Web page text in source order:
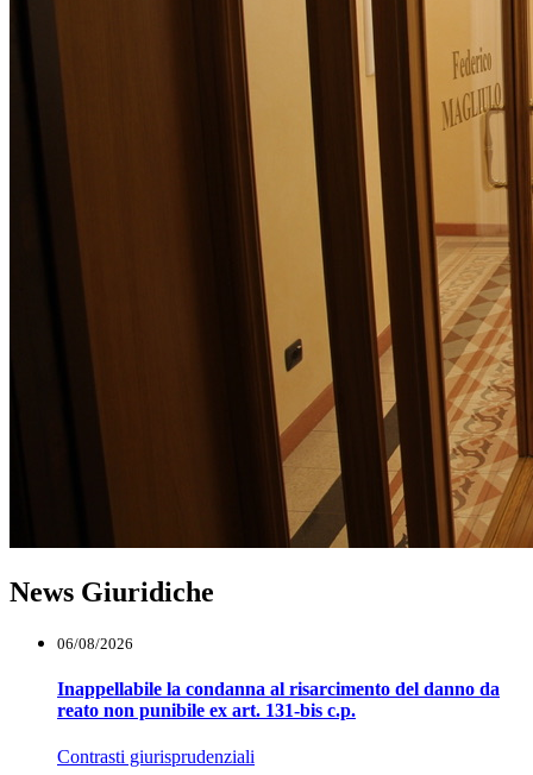
News Giuridiche
06/08/2026
Inappellabile la condanna al risarcimento del danno da
reato non punibile ex art. 131-bis c.p.
Contrasti giurisprudenziali